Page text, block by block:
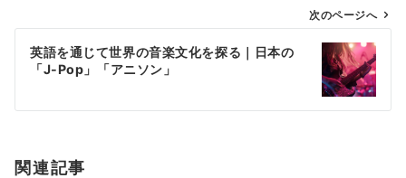
ン
次のページへ
英語を通じて世界の音楽文化を探る｜日本の
「J-Pop」「アニソン」
関連記事